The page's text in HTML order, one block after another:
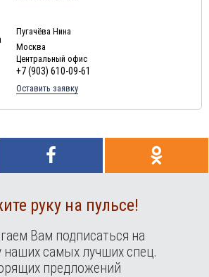
в августе
в августе
в августе
в августе
в августе
в августе
в августе
в августе
в августе
в августе
в августе
Пугачёва Нина
Москва
Центральный офис
+7 (903) 610-09-61
Оставить заявку
руку на пульсе!
Вам подписаться на
наших самых лучших спец.
предложений